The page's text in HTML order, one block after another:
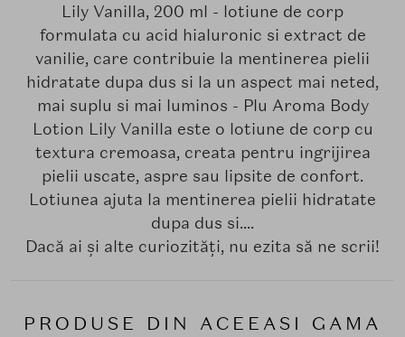
Lily Vanilla, 200 ml - lotiune de corp
formulata cu acid hialuronic si extract de
vanilie, care contribuie la mentinerea pielii
hidratate dupa dus si la un aspect mai neted,
mai suplu si mai luminos - Plu Aroma Body
Lotion Lily Vanilla este o lotiune de corp cu
textura cremoasa, creata pentru ingrijirea
pielii uscate, aspre sau lipsite de confort.
Lotiunea ajuta la mentinerea pielii hidratate
dupa dus si....
Dacă ai și alte curiozități, nu ezita să ne scrii!
PRODUSE DIN ACEEASI GAMA